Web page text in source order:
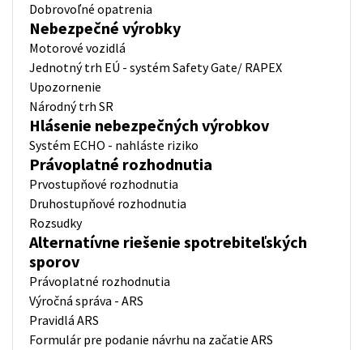
Dobrovoľné opatrenia
Nebezpečné výrobky
Motorové vozidlá
Jednotný trh EÚ - systém Safety Gate/ RAPEX
Upozornenie
Národný trh SR
Hlásenie nebezpečných výrobkov
Systém ECHO - nahláste riziko
Právoplatné rozhodnutia
Prvostupňové rozhodnutia
Druhostupňové rozhodnutia
Rozsudky
Alternatívne riešenie spotrebiteľských
sporov
Právoplatné rozhodnutia
Výročná správa - ARS
Pravidlá ARS
Formulár pre podanie návrhu na začatie ARS